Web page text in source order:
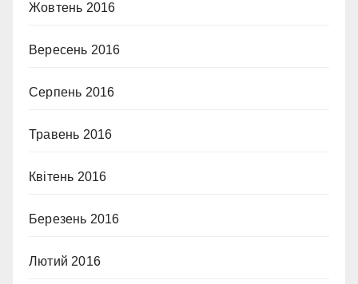
Жовтень 2016
Вересень 2016
Серпень 2016
Травень 2016
Квітень 2016
Березень 2016
Лютий 2016